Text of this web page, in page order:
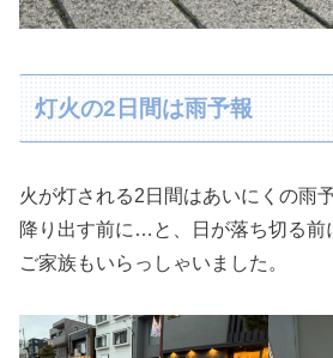
灯火の2日間は雨予報
火が灯される2日間はあいにくの雨予
降り出す前に…と、日が落ち切る前
ご家族もいらっしゃいました。